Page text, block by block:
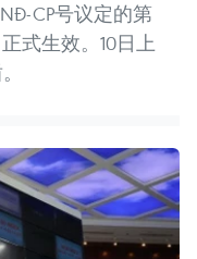
CP号议定的第
式生效。10日上